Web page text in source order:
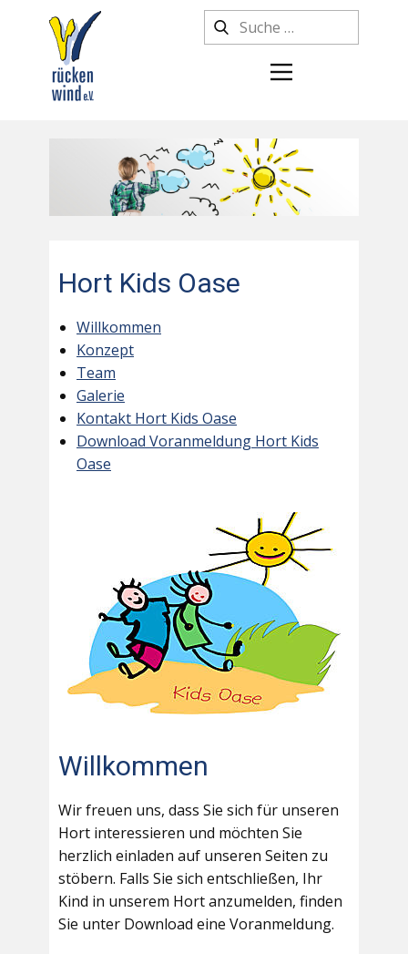
Hort Kids Oase
Willkommen
Konzept
Team
Galerie
Kontakt Hort Kids Oase
Download Voranmeldung Hort Kids
Oase
Willkommen
Wir freuen uns, dass Sie sich für unseren
Hort interessieren und möchten Sie
herzlich einladen auf unseren Seiten zu
stöbern. Falls Sie sich entschließen, Ihr
Kind in unserem Hort anzumelden, finden
Sie unter Download eine Voranmeldung.